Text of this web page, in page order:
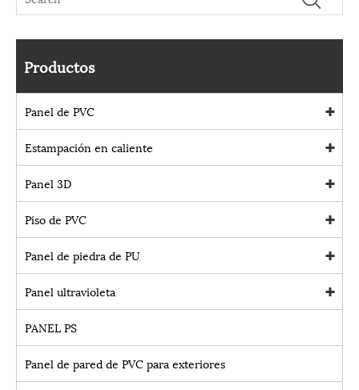
Productos
Panel de PVC
Estampación en caliente
Panel 3D
Piso de PVC
Panel de piedra de PU
Panel ultravioleta
PANEL PS
Panel de pared de PVC para exteriores